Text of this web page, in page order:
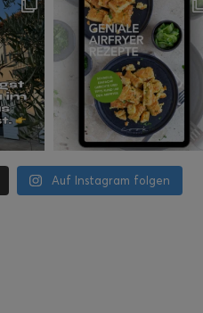
Auf Instagram folgen